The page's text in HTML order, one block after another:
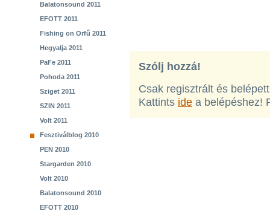
Balatonsound 2011
EFOTT 2011
Fishing on Orfű 2011
Hegyalja 2011
PaFe 2011
Pohoda 2011
Sziget 2011
SZIN 2011
Volt 2011
Fesztiválblog 2010
PEN 2010
Stargarden 2010
Volt 2010
Balatonsound 2010
EFOTT 2010
Szólj hozzá!
Csak regisztrált és
Kattints ide a belépéshez!